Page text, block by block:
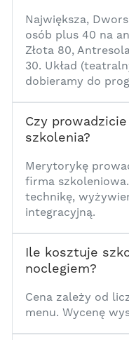
Największa,
osób plus 40 na
Złota 80,
30. Układ
dobieramy do
Czy
szkolenia?
Merytorykę
firma
technikę,
integracyjną.
Ile kosztuje
noclegiem?
Cena zależy od
menu. Wycenę